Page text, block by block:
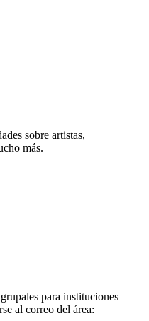
sobre artistas,
más.
para instituciones
al correo del área: